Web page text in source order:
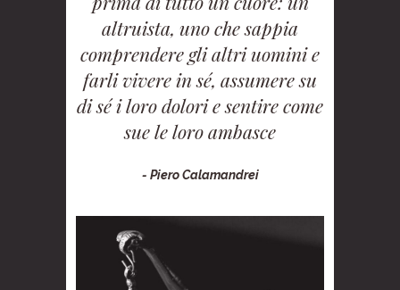
altruista, uno che sappia
comprendere gli altri uomini e
farli vivere in sé, assumere su
di sé i loro dolori e sentire come
sue le loro ambasce
- Piero Calamandrei